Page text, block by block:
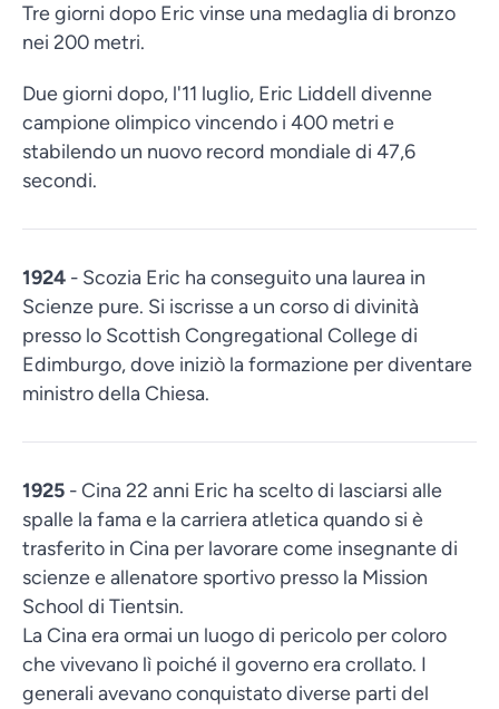
Tre giorni dopo Eric vinse una medaglia di bronzo
nei 200 metri.
Due giorni dopo, l'11 luglio, Eric Liddell divenne
campione olimpico vincendo i 400 metri e
stabilendo un nuovo record mondiale di 47,6
secondi.
1924 - Scozia Eric ha conseguito una laurea in
Scienze pure. Si iscrisse a un corso di divinità
presso lo Scottish Congregational College di
Edimburgo, dove iniziò la formazione per diventare
ministro della Chiesa.
1925 - Cina 22 anni Eric ha scelto di lasciarsi alle
spalle la fama e la carriera atletica quando si è
trasferito in Cina per lavorare come insegnante di
scienze e allenatore sportivo presso la Mission
School di Tientsin.
La Cina era ormai un luogo di pericolo per coloro
che vivevano lì poiché il governo era crollato. I
generali avevano conquistato diverse parti del